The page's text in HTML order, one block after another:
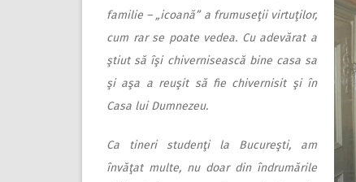
familie – „icoană” a frumuseţii virtuţilor,
cum rar se poate vedea. Cu adevărat a
ştiut să îşi chivernisească bine casa sa
şi aşa a reuşit să fie chivernisit şi în
Casa lui Dumnezeu.
Ca tineri studenţi la Bucureşti, am
învăţat multe, nu doar din îndrumările